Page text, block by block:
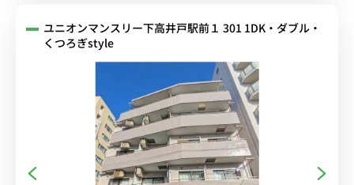
ユニオンマンスリー下高井戸駅前１ 301 1DK・ダブル・
くつろぎstyle